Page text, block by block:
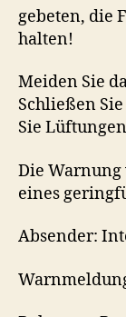
gebeten, die
halten!
Meiden Sie
Schließen
Sie
Die
eines
Absender: